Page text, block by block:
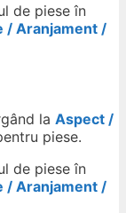
de piese în
/ Aranjament /
la Aspect /
piese.
de piese în
/ Aranjament /